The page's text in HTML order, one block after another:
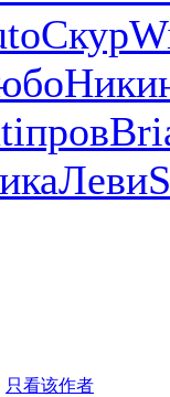
Скур
Ники
пров
Леви
只看该作者